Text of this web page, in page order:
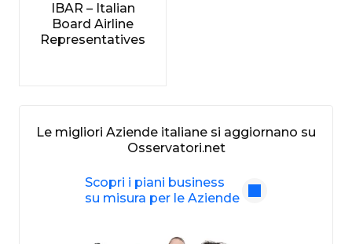
Le migliori Aziende italiane si aggiornano su
Osservatori.net
Scopri i piani business
su misura per le Aziende
IBAR – Italian
Board Airline
Representatives